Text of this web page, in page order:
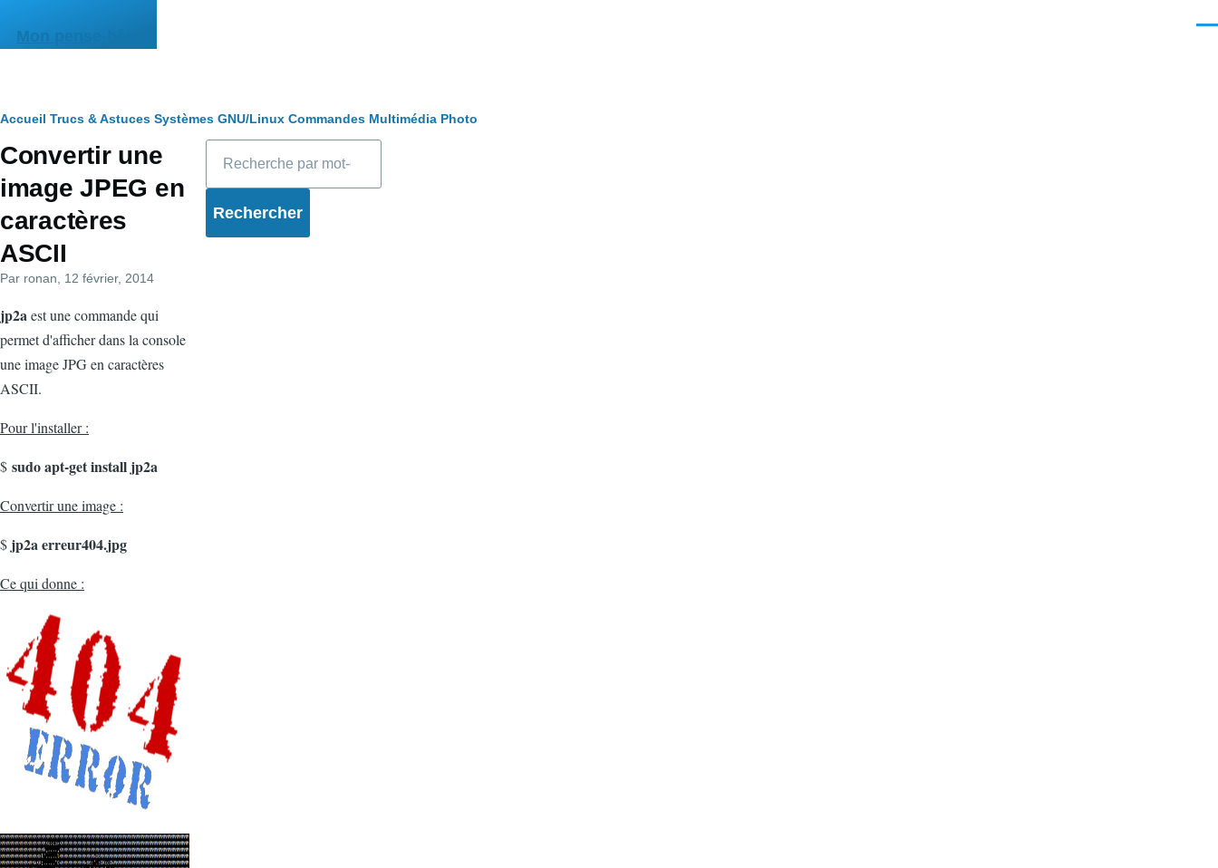
Mon pense-bête
Fil
d'Ariane
Accueil Trucs & Astuces Systèmes GNU/Linux Commandes Multimédia Photo
Convertir une
image JPEG en
caractères
ASCII
Par ronan , 12 février, 2014
jp2aest une commande qui
permet d'afficher dans la console
une image JPG en caractères
ASCII.
Pour l'installer :
$ sudo apt-get install jp2a
Convertir une image :
$ jp2a erreur404.jpg
Ce qui donne :